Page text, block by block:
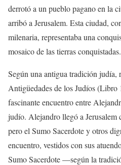
derrotó a un pueblo pagano en la
arribó a Jerusalem. Esta ciudad,
milenaria, representaba una
mosaico de las tierras conquistadas.
Según una antigua tradición judía,
Antigüedades de los Judíos
fascinante encuentro entre
judío. Alejandro llegó a Jerusalem
pero el Sumo Sacerdote y otros
encuentro, vestidos con sus
Sumo Sacerdote —según la